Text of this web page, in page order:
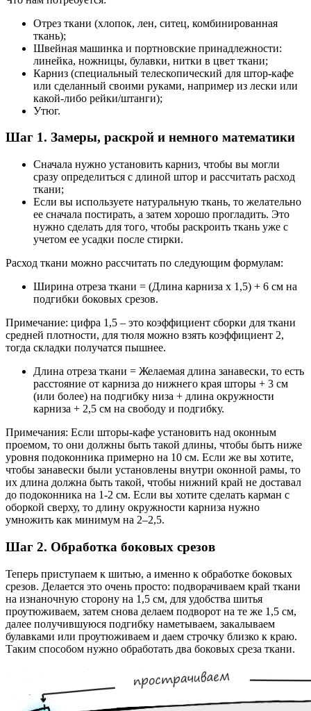
Отрез ткани (хлопок, лен, ситец, комбинированная
ткань);
Швейная машинка и портновские принадлежности:
линейка, ножницы, булавки, нитки в цвет ткани;
Карниз (специальный телескопический для штор-кафе
или сделанный своими руками, например из лески или
какой-либо рейки/штанги);
Утюг.
Шаг 1. Замеры, раскрой и немного математики
Сначала нужно установить карниз, чтобы вы могли
сразу определиться с длиной штор и рассчитать расход
ткани;
Если вы используете натуральную ткань, то желательно
ее сначала постирать, а затем хорошо прогладить. Это
нужно сделать для того, чтобы раскроить ткань уже с
учетом ее усадки после стирки.
Расход ткани можно рассчитать по следующим формулам:
Ширина отреза ткани = (Длина карниза x 1,5) + 6 см на
подгибки боковых срезов.
Примечание: цифра 1,5 – это коэффициент сборки для ткани
средней плотности, для тюля можно взять коэффициент 2,
тогда складки получатся пышнее.
Длина отреза ткани = Желаемая длина занавески, то есть
расстояние от карниза до нижнего края шторы + 3 см
(или более) на подгибку низа + длина окружности
карниза + 2,5 см на свободу и подгибку.
Примечания: Если шторы-кафе установить над оконным
проемом, то они должны быть такой длины, чтобы быть ниже
уровня подоконника примерно на 10 см. Если же вы хотите,
чтобы занавески были установлены внутри оконной рамы, то
их длина должна быть такой, чтобы нижний край не доставал
до подоконника на 1-2 см. Если вы хотите сделать карман с
оборкой сверху, то длину окружности карниза нужно
умножить как минимум на 2–2,5.
Шаг 2. Обработка боковых срезов
Теперь приступаем к шитью, а именно к обработке боковых
срезов. Делается это очень просто: подворачиваем край ткани
на изнаночную сторону на 1,5 см, для удобства шитья
проутюживаем, затем снова делаем подворот на те же 1,5 см,
далее получившуюся подгибку наметываем, закалываем
булавками или проутюживаем и даем строчку близко к краю.
Таким способом нужно обработать два боковых среза ткани.